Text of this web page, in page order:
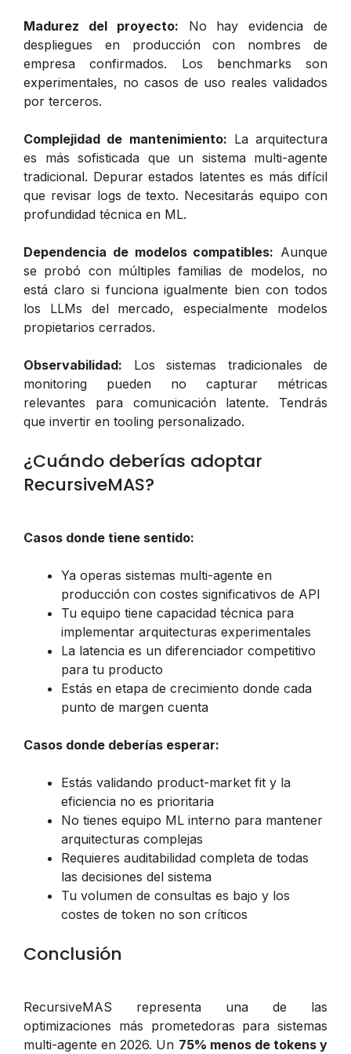
Madurez del proyecto: No hay evidencia de
despliegues en producción con nombres de
empresa confirmados. Los benchmarks son
experimentales, no casos de uso reales validados
por terceros.
Complejidad de mantenimiento: La arquitectura
es más sofisticada que un sistema multi-agente
tradicional. Depurar estados latentes es más difícil
que revisar logs de texto. Necesitarás equipo con
profundidad técnica en ML.
Dependencia de modelos compatibles: Aunque
se probó con múltiples familias de modelos, no
está claro si funciona igualmente bien con todos
los LLMs del mercado, especialmente modelos
propietarios cerrados.
Observabilidad: Los sistemas tradicionales de
monitoring pueden no capturar métricas
relevantes para comunicación latente. Tendrás
que invertir en tooling personalizado.
¿Cuándo deberías adoptar
RecursiveMAS?
Casos donde tiene sentido:
Ya operas sistemas multi-agente en
producción con costes significativos de API
Tu equipo tiene capacidad técnica para
implementar arquitecturas experimentales
La latencia es un diferenciador competitivo
para tu producto
Estás en etapa de crecimiento donde cada
punto de margen cuenta
Casos donde deberías esperar:
Estás validando product-market fit y la
eficiencia no es prioritaria
No tienes equipo ML interno para mantener
arquitecturas complejas
Requieres auditabilidad completa de todas
las decisiones del sistema
Tu volumen de consultas es bajo y los
costes de token no son críticos
Conclusión
RecursiveMAS representa una de las
optimizaciones más prometedoras para sistemas
multi-agente en 2026. Un 75% menos de tokens y